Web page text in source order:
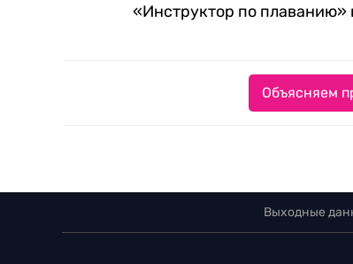
«Инструктор по плаванию»
Объясняем
Выходные